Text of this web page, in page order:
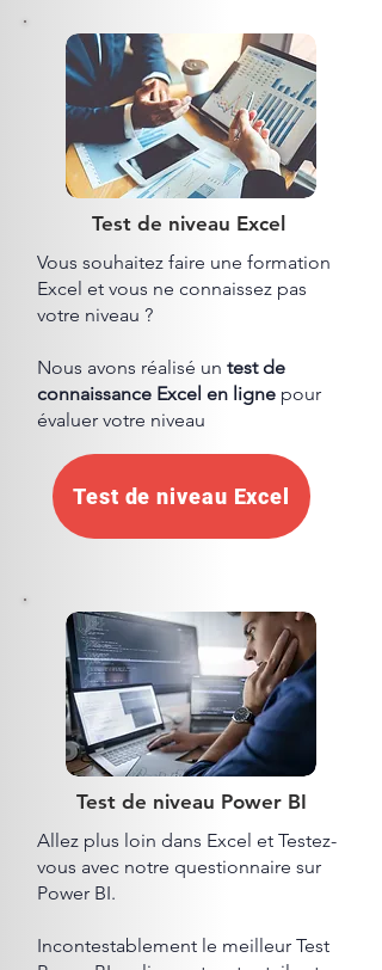
Test de niveau Excel
Vous souhaitez faire une formation
Excel et vous ne connaissez pas
votre niveau ?​
Nous avons réalisé un test de
connaissance Excel en ligne pour
évaluer votre niveau
Test de niveau Excel
Test de niveau Power BI
Allez plus loin dans Excel et Testez-
vous avec notre questionnaire sur
Power BI.
Incontestablement le meilleur Test